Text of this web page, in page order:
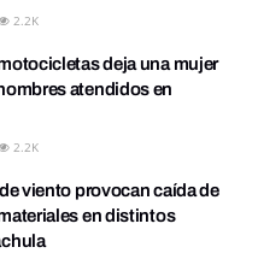
2.2K
deja una mujer
atendidos en
2.2K
viento provocan caída de
en distintos